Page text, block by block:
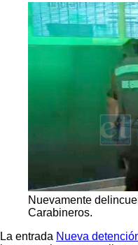
Nuevamente
Carabineros.
La entrada Nueva